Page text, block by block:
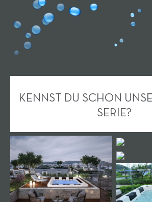
KENNST DU SCHON
SERIE?